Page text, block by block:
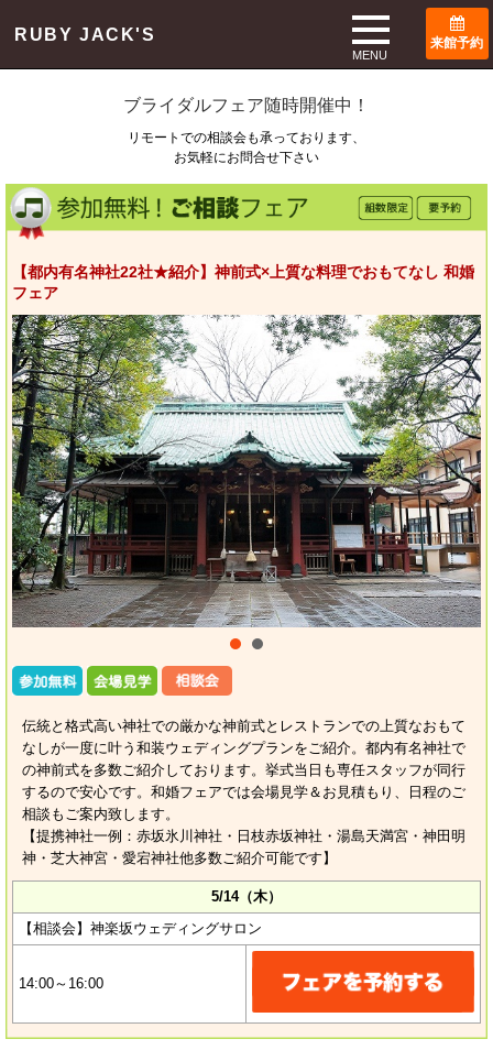
RUBY JACK'S
MENU
来館予約
ブライダルフェア随時開催中！
リモートでの相談会も承っております、
お気軽にお問合せ下さい
【都内有名神社22社★紹介】神前式×上質な料理でおもてなし 和婚
フェア
伝統と格式高い神社での厳かな神前式とレストランでの上質なおもて
なしが一度に叶う和装ウェディングプランをご紹介。都内有名神社で
の神前式を多数ご紹介しております。挙式当日も専任スタッフが同行
するので安心です。和婚フェアでは会場見学＆お見積もり、日程のご
相談もご案内致します。
【提携神社一例：赤坂氷川神社・日枝赤坂神社・湯島天満宮・神田明
神・芝大神宮・愛宕神社他多数ご紹介可能です】
5/14（木）
【相談会】神楽坂ウェディングサロン
14:00～16:00